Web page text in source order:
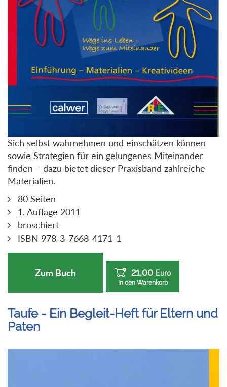
Sich selbst wahrnehmen und einschätzen können
sowie Strategien für ein gelungenes Miteinander
finden – dazu bietet dieser Praxisband zahlreiche
Materialien.
80 Seiten
1. Auflage 2011
broschiert
ISBN 978-3-7668-4171-1
Zum Buch 21,00 Euro
In den Warenkorb
Taufe - Ein Begleit-Heft für Eltern und
Paten